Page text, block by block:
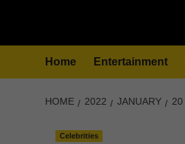
Home Entertainment
HOME 2022 JANUARY 20
Celebrities